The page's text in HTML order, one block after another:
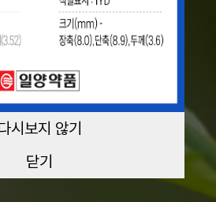
시보지 않기
닫기